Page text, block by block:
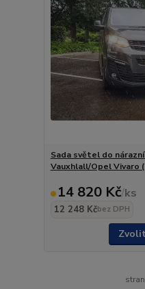
Sada světel do
Vauxhlall/Opel Vivaro
14 820 Kč/ks
12 248 Kčbez DPH